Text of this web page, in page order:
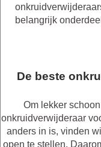
belangrijk
De beste
Om lekker
onkruidverwijderaar
anders in is, vinden
open te stellen.